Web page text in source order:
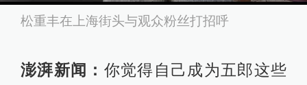
松重丰在上海街头与观众粉丝打招呼
澎湃新闻： 你觉得自己成为五郎这些